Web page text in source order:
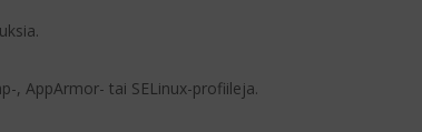
, AppArmor- tai SELinux-profiileja.